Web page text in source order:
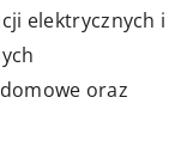
elektrycznych i
oraz